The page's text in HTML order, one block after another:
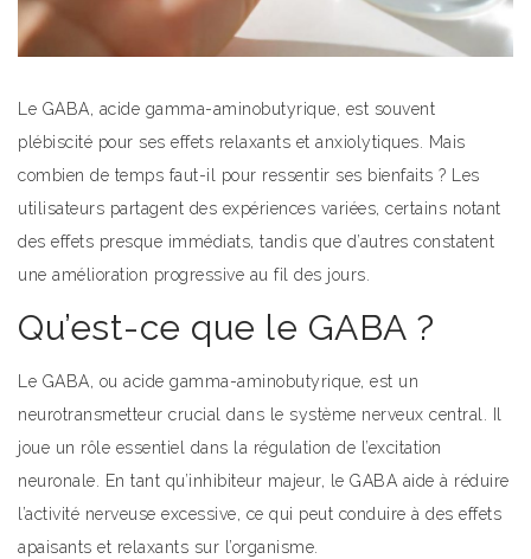
Le GABA, acide gamma-aminobutyrique, est souvent
plébiscité pour ses effets relaxants et anxiolytiques. Mais
combien de temps faut-il pour ressentir ses bienfaits ? Les
utilisateurs partagent des expériences variées, certains notant
des effets presque immédiats, tandis que d’autres constatent
une amélioration progressive au fil des jours.
Qu’est-ce que le GABA ?
Le GABA, ou acide gamma-aminobutyrique, est un
neurotransmetteur crucial dans le système nerveux central. Il
joue un rôle essentiel dans la régulation de l’excitation
neuronale. En tant qu’inhibiteur majeur, le GABA aide à réduire
l’activité nerveuse excessive, ce qui peut conduire à des effets
apaisants et relaxants sur l’organisme.